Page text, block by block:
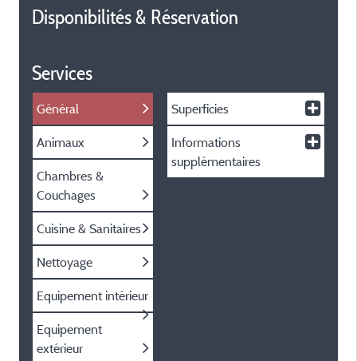
Disponibilités & Réservation
Services
Général
Animaux
Chambres &
Couchages
Cuisine & Sanitaires
Nettoyage
Equipement intérieur
Equipement
extérieur
Superficies
Informations
supplémentaires